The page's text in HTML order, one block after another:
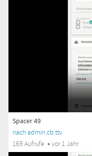
Spacer 49
nach admin.cb.ttv
169 Aufrufe
vor 1 Jahr